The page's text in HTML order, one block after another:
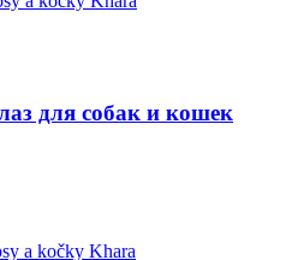
для собак и кошек